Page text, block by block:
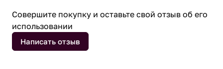
Совершите покупку и оставьте свой отзыв об его
использовании
Написать отзыв